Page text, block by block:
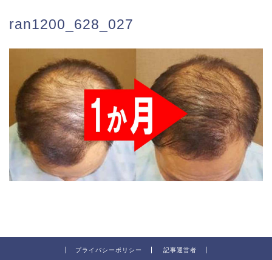
ran1200_628_027
プライバシーポリシー 記事運営者